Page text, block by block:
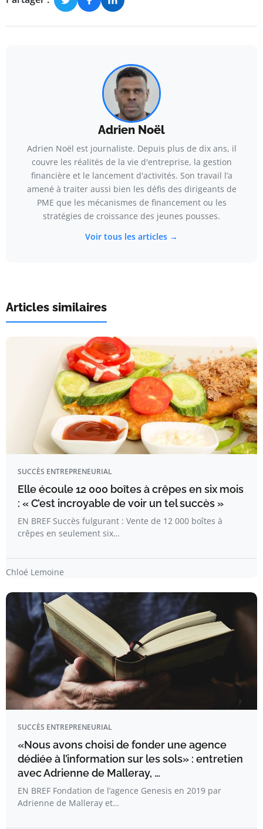
Adrien Noël
Adrien Noël est journaliste. Depuis plus de dix ans, il
couvre les réalités de la vie d'entreprise, la gestion
financière et le lancement d'activités. Son travail l’a
amené à traiter aussi bien les défis des dirigeants de
PME que les mécanismes de financement ou les
stratégies de croissance des jeunes pousses.
Voir tous les articles →
Articles similaires
SUCCÈS ENTREPRENEURIAL
Elle écoule 12 000 boîtes à crêpes en six mois
: « C’est incroyable de voir un tel succès »
EN BREF Succès fulgurant : Vente de 12 000 boîtes à
crêpes en seulement six…
Chloé Lemoine
SUCCÈS ENTREPRENEURIAL
«Nous avons choisi de fonder une agence
dédiée à l’information sur les sols» : entretien
avec Adrienne de Malleray, …
EN BREF Fondation de l’agence Genesis en 2019 par
Adrienne de Malleray et…